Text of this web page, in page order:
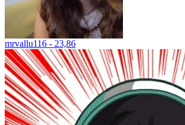
mrvallu116 - 23,86